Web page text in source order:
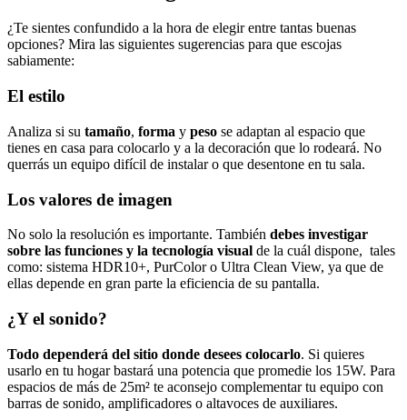
¿Te sientes confundido a la hora de elegir entre tantas buenas
opciones? Mira las siguientes sugerencias para que escojas
sabiamente:
El estilo
Analiza si su tamaño, forma y peso se adaptan al espacio que
tienes en casa para colocarlo y a la decoración que lo rodeará. No
querrás un equipo difícil de instalar o que desentone en tu sala.
Los valores de imagen
No solo la resolución es importante. También debes investigar
sobre las funciones y la tecnología visual de la cuál dispone, tales
como: sistema HDR10+, PurColor o Ultra Clean View, ya que de
ellas depende en gran parte la eficiencia de su pantalla.
¿Y el sonido?
Todo dependerá del sitio donde desees colocarlo. Si quieres
usarlo en tu hogar bastará una potencia que promedie los 15W. Para
espacios de más de 25m² te aconsejo complementar tu equipo con
barras de sonido, amplificadores o altavoces de auxiliares.